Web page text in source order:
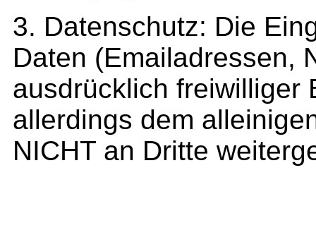
3. Datenschutz: Die
Daten (Emailadressen,
ausdrücklich freiwilliger
allerdings dem
NICHT an Dritte